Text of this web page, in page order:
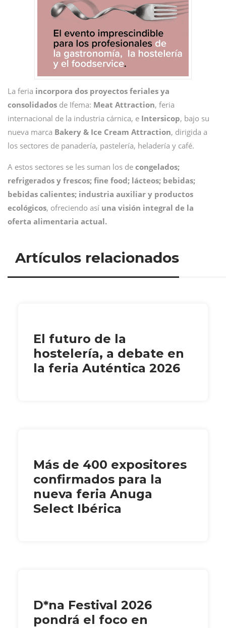
La feria incorpora dos proyectos feriales ya
consolidados de Ifema: Meat Attraction, feria
internacional de la industria cárnica, e Intersicop, bajo su
nueva marca Bakery & Ice Cream Attraction, dirigida a
los sectores de panadería, pastelería, heladería y café.
A estos sectores se les suman los de congelados;
refrigerados y frescos; fine food; lácteos; bebidas;
bebidas calientes; industria auxiliar y productos
ecológicos, ofreciendo así una visión integral de la
oferta alimentaria actual.
Artículos relacionados
El futuro de la
hostelería, a debate en
la feria Auténtica 2026
Más de 400 expositores
confirmados para la
nueva feria Anuga
Select Ibérica
D*na Festival 2026
pondrá el foco en